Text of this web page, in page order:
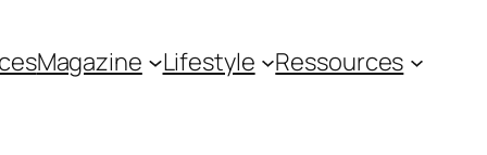
Magazine Lifestyle Ressources